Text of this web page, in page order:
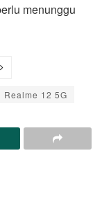
menunggu
Realme 12 5G